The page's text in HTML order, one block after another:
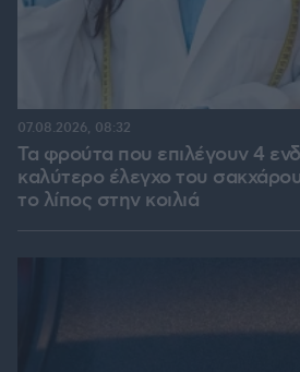
Τα φρούτα που επιλέγουν 4
καλύτερο έλεγχο του
το λίπος στην κοιλιά
07.08.2026, 08:32